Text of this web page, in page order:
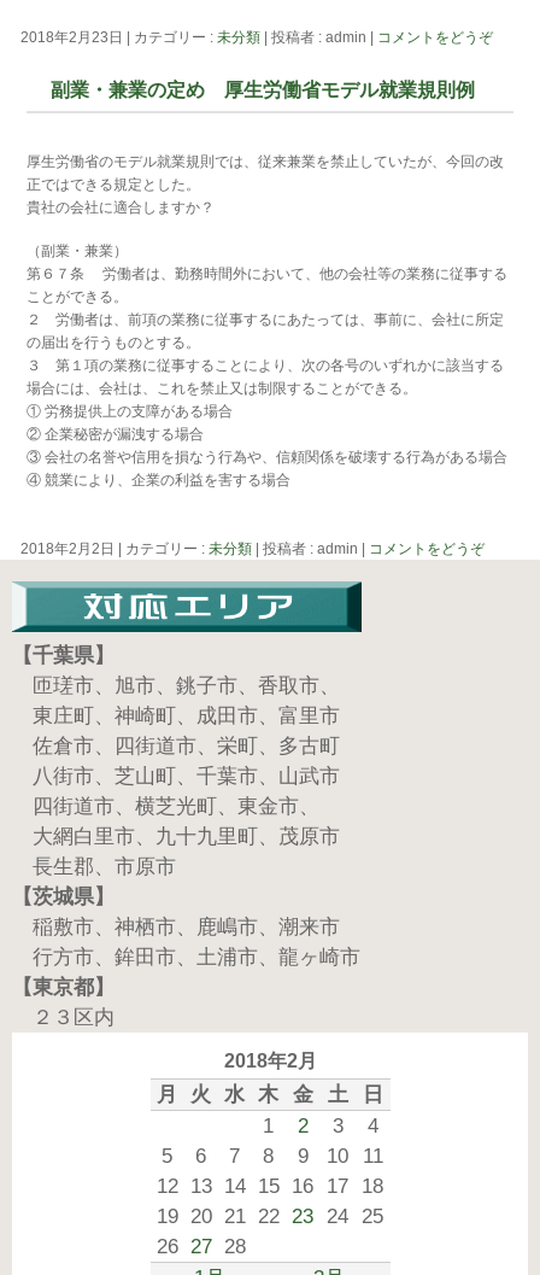
2018年2月23日 カテゴリー :未分類 |投稿者 : admin コメントをどうぞ
副業・兼業の定め 厚生労働省モデル就業規則例
厚生労働省のモデル就業規則では、従来兼業を禁止していたが、今回の改
正ではできる規定とした。
貴社の会社に適合しますか？
（副業・兼業）
第６７条 労働者は、勤務時間外において、他の会社等の業務に従事する
ことができる。
２ 労働者は、前項の業務に従事するにあたっては、事前に、会社に所定
の届出を行うものとする。
３ 第１項の業務に従事することにより、次の各号のいずれかに該当する
場合には、会社は、これを禁止又は制限することができる。
① 労務提供上の支障がある場合
② 企業秘密が漏洩する場合
③ 会社の名誉や信用を損なう行為や、信頼関係を破壊する行為がある場合
④ 競業により、企業の利益を害する場合
2018年2月2日 カテゴリー :未分類 |投稿者 : admin コメントをどうぞ
【千葉県】
匝瑳市、旭市、銚子市、香取市、
東庄町、神崎町、成田市、富里市
佐倉市、四街道市、栄町、多古町
八街市、芝山町、千葉市、山武市
四街道市、横芝光町、東金市、
大網白里市、九十九里町、茂原市
長生郡、市原市
【茨城県】
稲敷市、神栖市、鹿嶋市、潮来市
行方市、鉾田市、土浦市、龍ヶ崎市
【東京都】
２３区内
2018年2月
月 火 水 木 金 土 日
1 2 3
4
5
6 7 8 9 10
11
12 13 14 15 16 17 18
19 20 21 22 23 24 25
26 27 28